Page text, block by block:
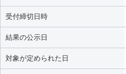
受付締切日時
結果の公示日
対象が定められた日